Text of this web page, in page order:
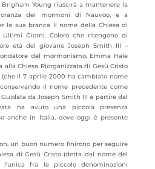
Young riuscirà a mantenere la
dei mormoni di Nauvoo, e a
la sua branca il nome della Chiesa di
Giorni. Coloro che ritengono di
età del giovane Joseph Smith III –
del mormonismo, Emma Hale
alla Chiesa Riorganizzata di Gesù Cristo
il 7 aprile 2000 ha cambiato nome
il nome precedente come
da Joseph Smith III a partire dal
ha avuto una piccola presenza
anche in Italia, dove oggi è presente
un buon numero finirono per seguire
di Gesù Cristo (detta dal nome del
l’unica fra le piccole denominazioni